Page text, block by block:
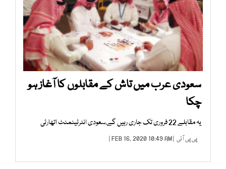
سعودی عرب میں تاش کے مقابلوں کا آغاز ہو
چکا
یہ مقابلے 22 فروری تک جاری رہیں گے،سعودی انٹرٹینمنٹ اتھارٹی
پی پی آئی | FEB 16, 2020 10:49 AM |